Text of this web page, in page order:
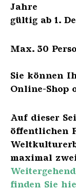
Jahre
gültig ab 1.
Max. 30
Sie können
Online-Shop
Auf dieser
öffentlichen
maximal
finden Sie